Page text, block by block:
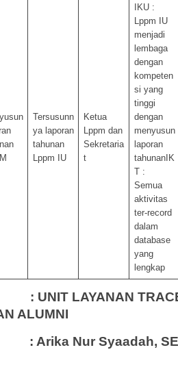
Tersusunn
ya laporan
tahunan
Lppm IU
Ketua
Lppm dan
Sekretaria
t
IKU :
Lppm IU
menjadi
lembaga
dengan
kompeten
si yang
tinggi
dengan
menyusun
laporan
tahunanIK
T :
Semua
aktivitas
ter-record
dalam
database
yang
lengkap
LAYANAN
ALUMNI
Nur Syaadah,